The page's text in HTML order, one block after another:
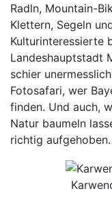
Radln, Mountain-
Klettern, Segeln
Kulturinteressierte
Landeshauptstadt
schier
Fotosafari, wer
finden. Und auch,
Natur baumeln
richtig aufgehoben.